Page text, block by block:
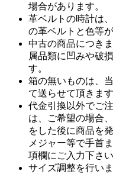
場合があります。
革ベルトの時計は
の革ベルトと色等
中古の商品につき
属品類に凹みや破
す。
箱の無いものは、
て送らせて頂きます
代金引換以外でご
は、ご希望の場合
をした後に商品を
メジャー等で手首
項欄にご入力下さい
サイズ調整を行い